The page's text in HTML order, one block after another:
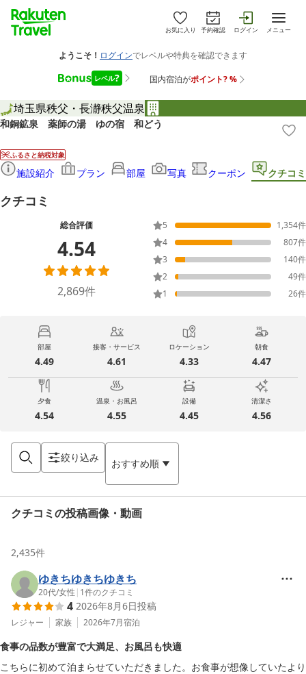
お気に入り 予約確認 ログイン メニュー
埼玉県秩父・長瀞秩父温泉
和銅鉱泉 薬師の湯 ゆの宿 和どう
ふるさと納税対象
施設紹介 プラン 部屋 写真 クーポン クチコミ
クチコミ
総合評価
4.54
2,869件
5 1,354件
4
807件
3
140件
2
49件
1
26件
部屋
4.49
接客・サービス
4.61
ロケーション
4.33
朝食
4.47
夕食
4.54
温泉・お風呂
4.55
設備
4.45
清潔さ
4.56
絞り込み おすすめ順
クチコミの投稿画像・動画
2,435件
ゆきちゆきちゆきち
20代/女性 | 1件のクチコミ
4 2026年8月6日投稿
レジャー 家族 2026年7月宿泊
食事の品数が豊富で大満足、お風呂も快適
こちらに初めて泊まらせていただきました。お食事が想像していたより